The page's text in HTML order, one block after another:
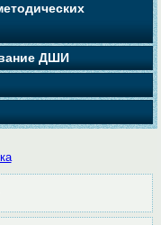
ДШИ